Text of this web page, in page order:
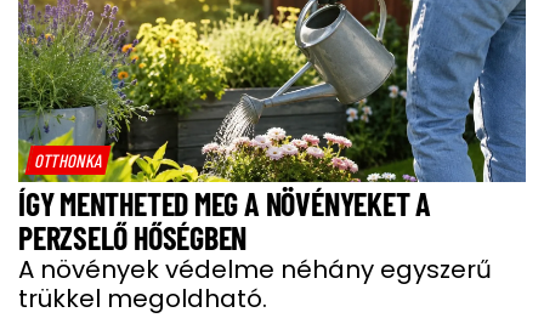
OTTHONKA
ÍGY MENTHETED MEG A NÖVÉNYEKET A
PERZSELŐ HŐSÉGBEN
A növények védelme néhány egyszerű
trükkel megoldható.